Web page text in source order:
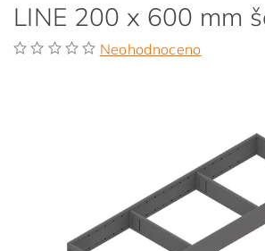
LINE 200 x 600 mm
Neohodnoceno